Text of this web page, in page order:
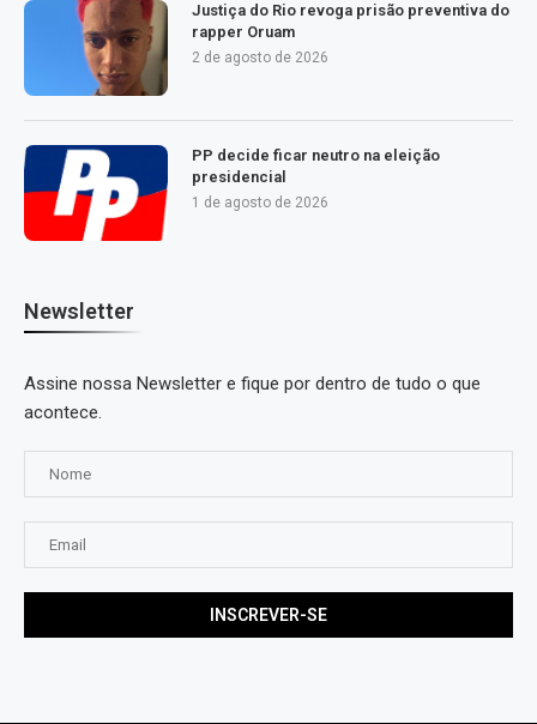
Justiça do Rio revoga prisão preventiva do
rapper Oruam
2 de agosto de 2026
PP decide ficar neutro na eleição
presidencial
1 de agosto de 2026
Newsletter
Assine nossa Newsletter e fique por dentro de tudo o que
acontece.